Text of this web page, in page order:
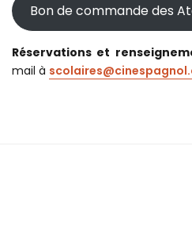
Bon de commande des
Réservations et
mail à